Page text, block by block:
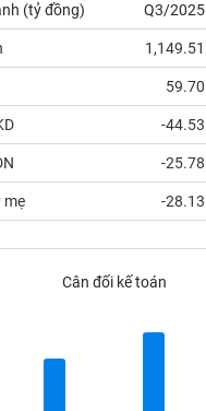
(tỷ đồng) Q3/2025
1,149.51
59.70
-44.53
-25.78
mẹ -28.13
Cân đối kế toán